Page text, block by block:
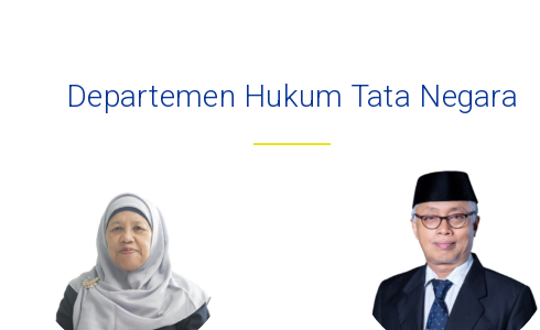
Departemen Hukum Tata Negara